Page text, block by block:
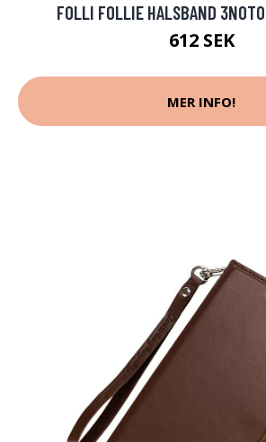
FOLLI FOLLIE HALSBAND
612 SEK
MER INFO!